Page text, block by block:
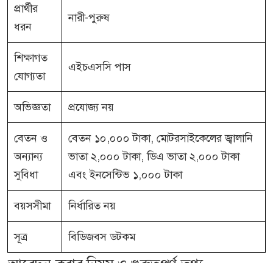
প্রার্থীর
ধরন
নারী-পুরুষ
শিক্ষাগত
যোগ্যতা
এইচএসসি পাস
অভিজ্ঞতা প্রযোজ্য নয়
বেতন ও
অন্যান্য
সুবিধা
বেতন ১০,০০০ টাকা, মোটরসাইকেলের জ্বালানি
ভাতা ২,০০০ টাকা, ডিএ ভাতা ২,০০০ টাকা
এবং ইনসেন্টিভ ১,০০০ টাকা
বয়সসীমা নির্ধারিত নয়
সূত্র বিডিজবস ডটকম